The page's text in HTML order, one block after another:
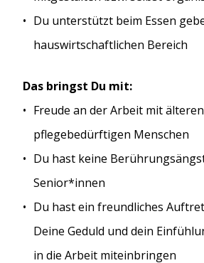
Du unterstützt beim Essen
hauswirtschaftlichen Bereich
Das bringst Du mit:
Freude an der Arbeit mit
pflegebedürftigen Menschen
Du hast keine
Senior*innen
Du hast ein freundliches
Deine Geduld und dein
in die Arbeit miteinbringen